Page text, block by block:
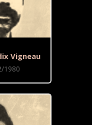
Vigneau
1980